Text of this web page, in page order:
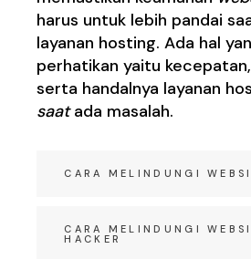
harus untuk lebih pandai
layanan hosting. Ada hal
perhatikan yaitu
serta handalnya layanan
saatada masalah.
CARA MELINDUNGI
CARA MELINDUNGI
HACKER